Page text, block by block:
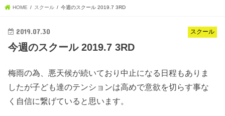
HOME スクール 今週のスクール 2019.7 3RD
スクール
2019.07.30
今週のスクール 2019.7 3RD
梅雨の為、悪天候が続いており中止になる日程もありま
したが子ども達のテンションは高めで意欲を切らす事な
く自信に繋げていると思います。